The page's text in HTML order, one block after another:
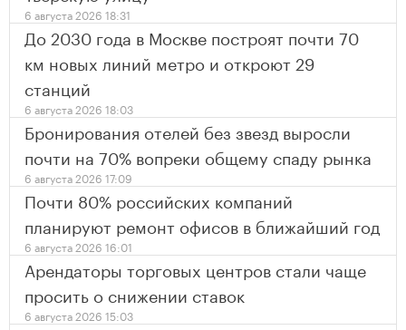
6 августа 2026 18:31
До 2030 года в Москве построят почти 70
км новых линий метро и откроют 29
станций
6 августа 2026 18:03
Бронирования отелей без звезд выросли
почти на 70% вопреки общему спаду рынка
6 августа 2026 17:09
Почти 80% российских компаний
планируют ремонт офисов в ближайший год
6 августа 2026 16:01
Арендаторы торговых центров стали чаще
просить о снижении ставок
6 августа 2026 15:03